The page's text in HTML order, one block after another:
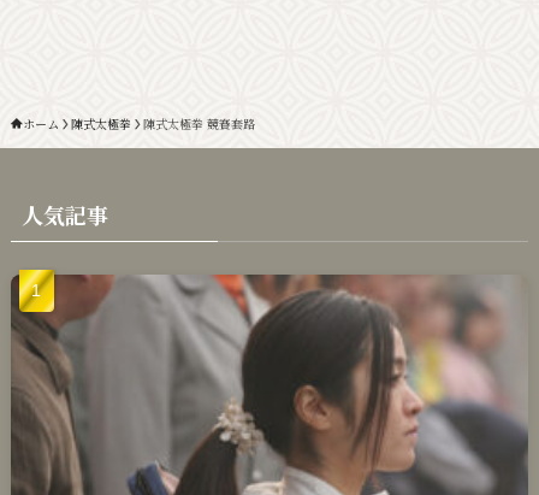
ホーム 陳式太極拳 陳式太極拳 競賽套路
人気記事